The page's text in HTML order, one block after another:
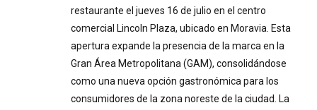
restaurante el jueves 16 de julio en el centro
comercial Lincoln Plaza, ubicado en Moravia. Esta
apertura expande la presencia de la marca en la
Gran Área Metropolitana (GAM), consolidándose
como una nueva opción gastronómica para los
consumidores de la zona noreste de la ciudad. La